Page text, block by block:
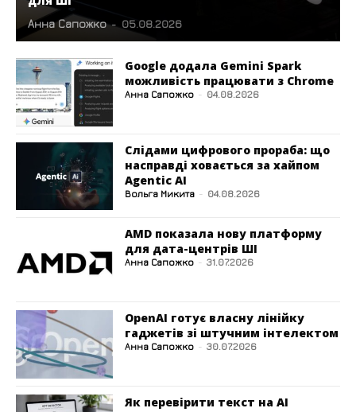
Анна Сапожко - 05.08.2026
Google додала Gemini Spark
можливість працювати з Chrome
Анна Сапожко - 04.08.2026
Слідами цифрового прораба: що
насправді ховається за хайпом
Agentic AI
Вольга Микита - 04.08.2026
AMD показала нову платформу
для дата-центрів ШІ
Анна Сапожко - 31.07.2026
OpenAI готує власну лінійку
гаджетів зі штучним інтелектом
Анна Сапожко - 30.07.2026
Як перевірити текст на AI